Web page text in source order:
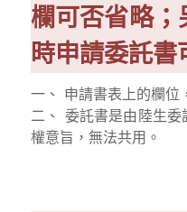
欄可否省略；
時申請委託書
一、 申請書表上的欄位
二、 委託書是由陸生
權意旨，無法共用。